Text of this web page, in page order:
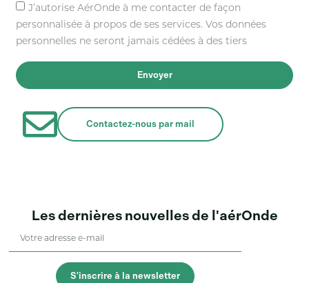
J’autorise AérOnde à me contacter de façon
personnalisée à propos de ses services. Vos données
personnelles ne seront jamais cédées à des tiers
Envoyer
Contactez-nous par mail
Les dernières nouvelles de l'aérOnde
S'inscrire à la newsletter